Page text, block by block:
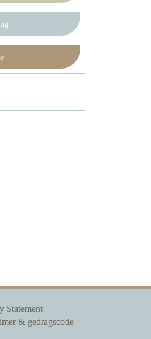
Statement
& gedragscode